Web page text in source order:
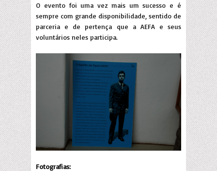
O evento foi uma vez mais um sucesso e é
sempre com grande disponibilidade, sentido de
parceria e de pertença que a AEFA e seus
voluntários neles participa.
Fotografias: